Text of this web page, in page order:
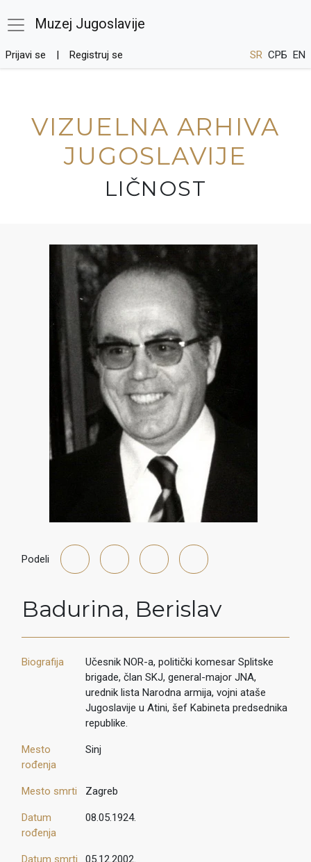
Muzej Jugoslavije
Prijavi se Registruj se SR СРБ EN
VIZUELNA ARHIVA
JUGOSLAVIJE
LIČNOST
Podeli
Badurina, Berislav
Biografija
Učesnik NOR-a, politički komesar Splitske
brigade, član SKJ, general-major JNA,
urednik lista Narodna armija, vojni ataše
Jugoslavije u Atini, šef Kabineta predsednika
republike.
Mesto
rođenja
Sinj
Mesto smrti Zagreb
Datum
rođenja
08.05.1924.
Datum smrti 05.12.2002.